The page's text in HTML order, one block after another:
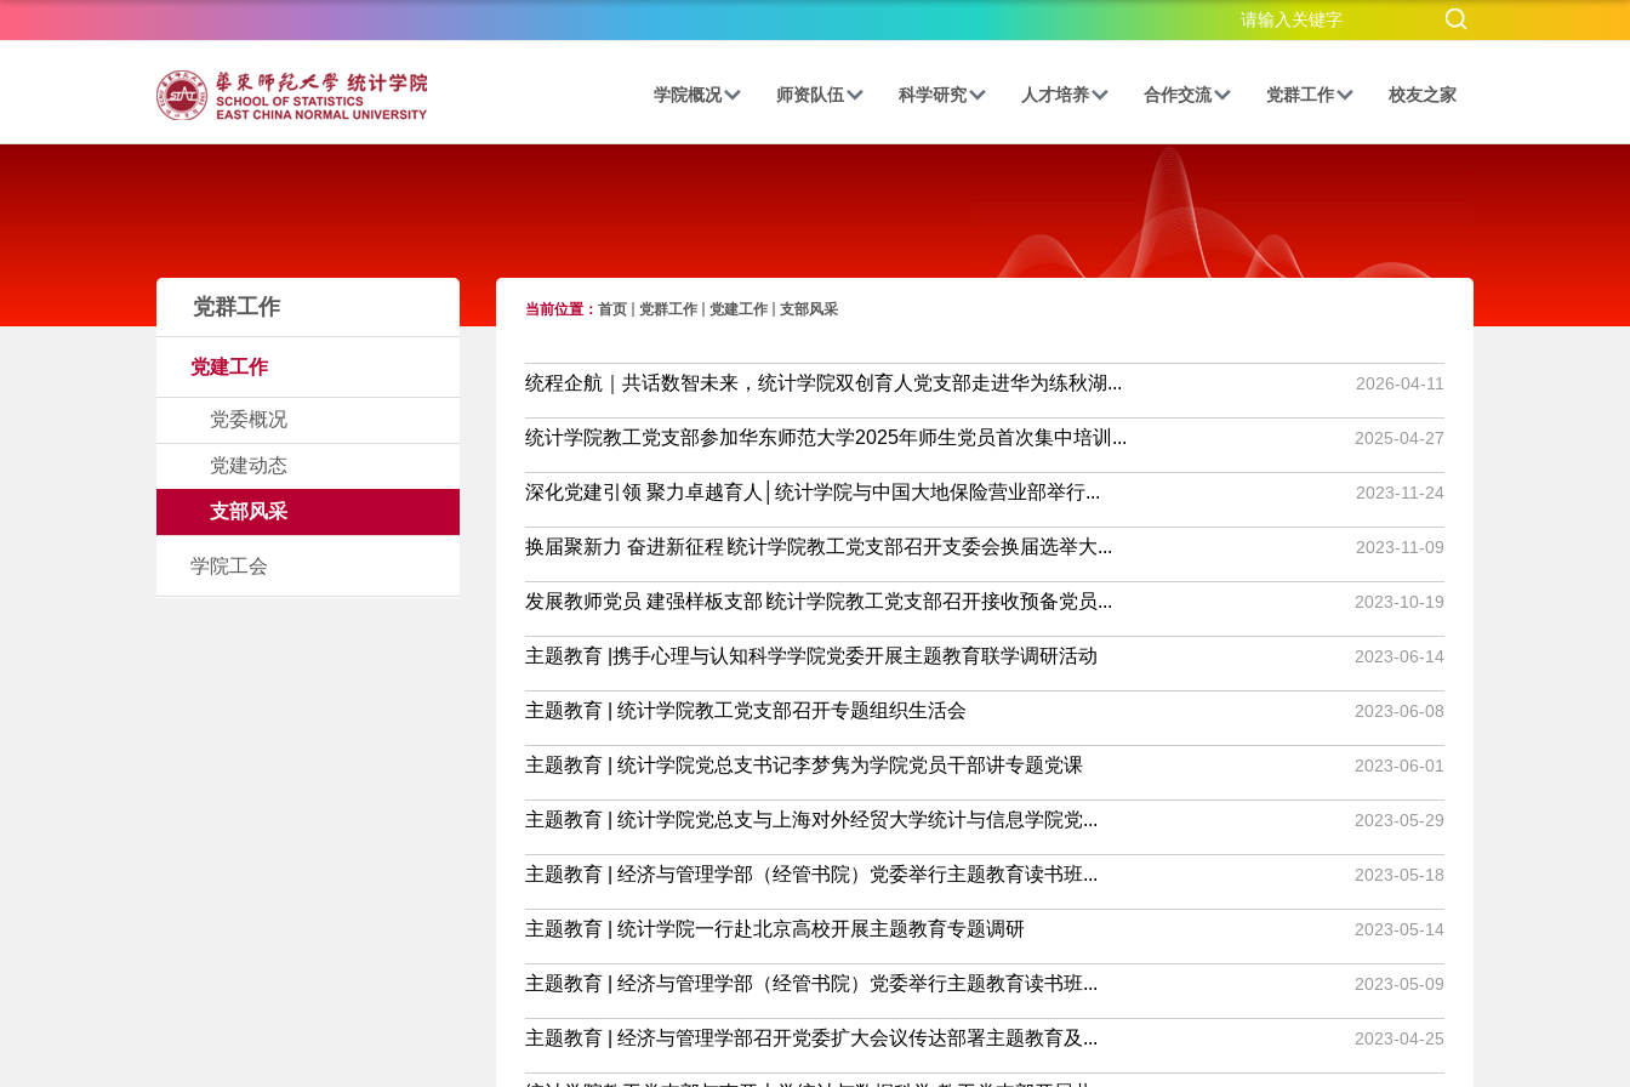
学院概况 师资队伍 科学研究 人才培养 合作交流 党群工作 校友之家
党群工作
党建工作
党委概况
党建动态
支部风采
学院工会
当前位置： 首页 党群工作 党建工作 支部风采
统程企航｜共话数智未来，统计学院双创育人党支部走进华为练秋湖... 2026-04-11
统计学院教工党支部参加华东师范大学2025年师生党员首次集中培训... 2025-04-27
深化党建引领 聚力卓越育人│统计学院与中国大地保险营业部举行... 2023-11-24
换届聚新力 奋进新征程∣统计学院教工党支部召开支委会换届选举大... 2023-11-09
发展教师党员 建强样板支部∣统计学院教工党支部召开接收预备党员... 2023-10-19
主题教育 |携手心理与认知科学学院党委开展主题教育联学调研活动 2023-06-14
主题教育 | 统计学院教工党支部召开专题组织生活会 2023-06-08
主题教育 | 统计学院党总支书记李梦隽为学院党员干部讲专题党课 2023-06-01
主题教育 | 统计学院党总支与上海对外经贸大学统计与信息学院党... 2023-05-29
主题教育 | 经济与管理学部（经管书院）党委举行主题教育读书班... 2023-05-18
主题教育 | 统计学院一行赴北京高校开展主题教育专题调研 2023-05-14
主题教育 | 经济与管理学部（经管书院）党委举行主题教育读书班... 2023-05-09
主题教育 | 经济与管理学部召开党委扩大会议传达部署主题教育及... 2023-04-25